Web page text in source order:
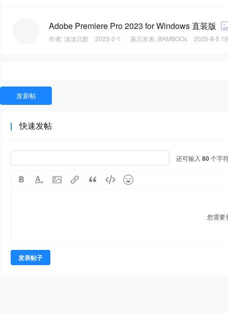
Adobe Premiere Pro 2023 for Windows 直装版
作者:淡淡沉默 2023-2-1 最后发表: BAMBOOs 2025-8-5
发新帖
快速发帖
还可输入 80个字
您需要
发表帖子